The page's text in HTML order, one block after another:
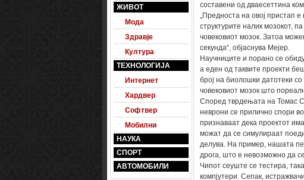
ЖИВОТ
Мода
Здравје
Култура
ТЕХНОЛОГИЈА
Интернет
Хардвер
Софтвер
Мобилни
НАУКА
СПОРТ
АВТОМОБИЛИ
составени од дваесеттина
„Предноста на овој пристап
структурите налик мозокот,
човековиот мозок. Затоа
секунда“, објаснува Мејер.
Научниците и порано се
а еден од таквите проекти
број на биолошки датотеки
човековиот мозок што
Според тврдењата на Томас
неврони се прилично спори
признаваат дека проектот
можат да се симулираат
делува. На пример, нашата
дрога, што е невозможно да
Чипот сеуште се тестира,
компјутери. Сепак,